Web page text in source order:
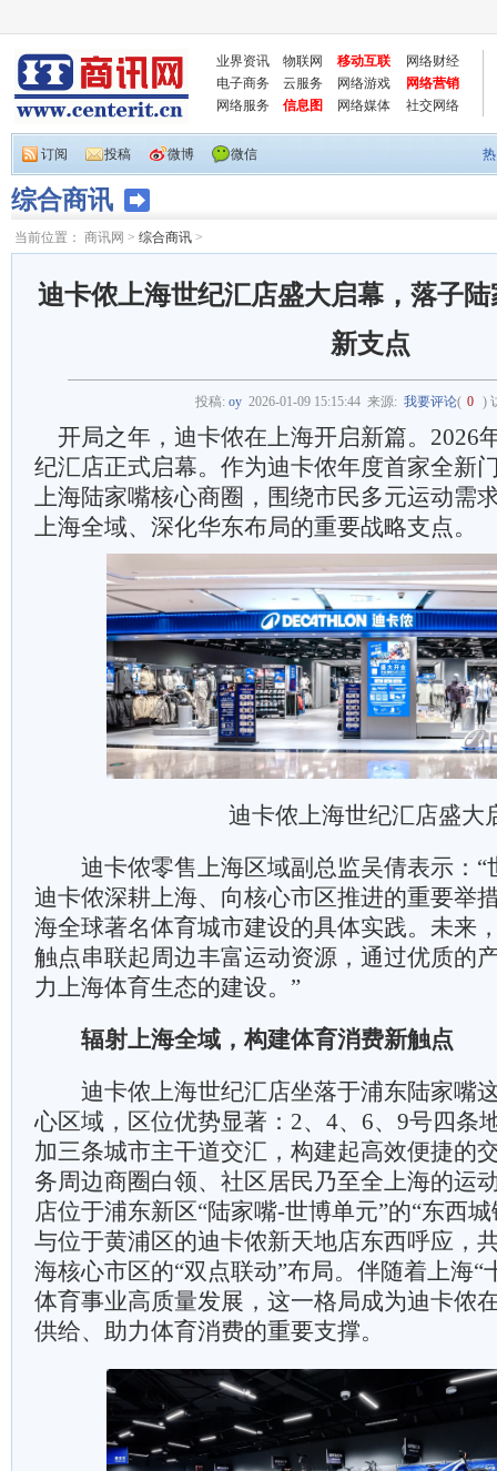
业界资讯 物联网 移动互联
网络财经
电子商务
云服务 网络游戏
网络营销
网络服务
信息图 网络媒体 社交网络
订阅 投稿 微博 微信
综合商讯
当前位置： 商讯网 > 综合商讯 >
迪卡侬上海世纪汇店盛大启幕，落子
新支点
投稿: oy 2026-01-09 15:15:44来源: 我要评论( 0 )
开局之年，迪卡侬在上海开启新篇。2026
纪汇店正式启幕。作为迪卡侬年度首家全新
上海陆家嘴核心商圈，围绕市民多元运动需
上海全域、深化华东布局的重要战略支点。
迪卡侬上海世纪汇店盛大
迪卡侬零售上海区域副总监吴倩表示：“
迪卡侬深耕上海、向核心市区推进的重要举
海全球著名体育城市建设的具体实践。未来
触点串联起周边丰富运动资源，通过优质的
力上海体育生态的建设。”
辐射上海全域，构建体育消费新触点
迪卡侬上海世纪汇店坐落于浦东陆家嘴
心区域，区位优势显著：2、4、6、9号四条
加三条城市主干道交汇，构建起高效便捷的
务周边商圈白领、社区居民乃至全上海的运
店位于浦东新区“陆家嘴-世博单元”的“东西
与位于黄浦区的迪卡侬新天地店东西呼应，
海核心市区的“双点联动”布局。伴随着上海“
体育事业高质量发展，这一格局成为迪卡侬
供给、助力体育消费的重要支撑。